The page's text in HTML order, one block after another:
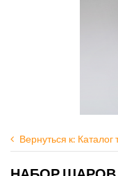
Вернуться к: Каталог